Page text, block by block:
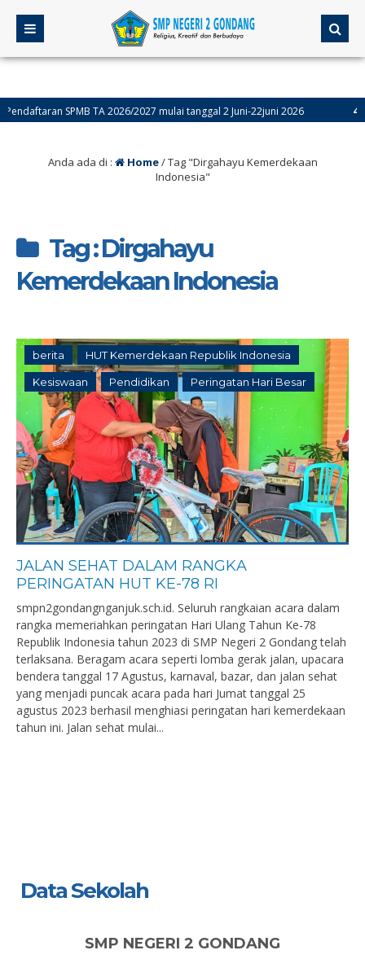
SPMB TA 2026/2027 mulai tanggal 2 Juni-22juni 2026 4
Anda ada di : Home/Tag "Dirgahayu Kemerdekaan
Indonesia"
Tag : Dirgahayu
Kemerdekaan Indonesia
berita HUT Kemerdekaan Republik Indonesia
Kesiswaan Pendidikan Peringatan Hari Besar
JALAN SEHAT DALAM RANGKA
PERINGATAN HUT KE-78 RI
smpn2gondangnganjuk.sch.id. Seluruh rangkaian acara dalam
rangka memeriahkan peringatan Hari Ulang Tahun Ke-78
Republik Indonesia tahun 2023 di SMP Negeri 2 Gondang telah
terlaksana. Beragam acara seperti lomba gerak jalan, upacara
bendera tanggal 17 Agustus, karnaval, bazar, dan jalan sehat
yang menjadi puncak acara pada hari Jumat tanggal 25
agustus 2023 berhasil menghiasi peringatan hari kemerdekaan
tahun ini. Jalan sehat mulai...
Data Sekolah
SMP NEGERI 2 GONDANG